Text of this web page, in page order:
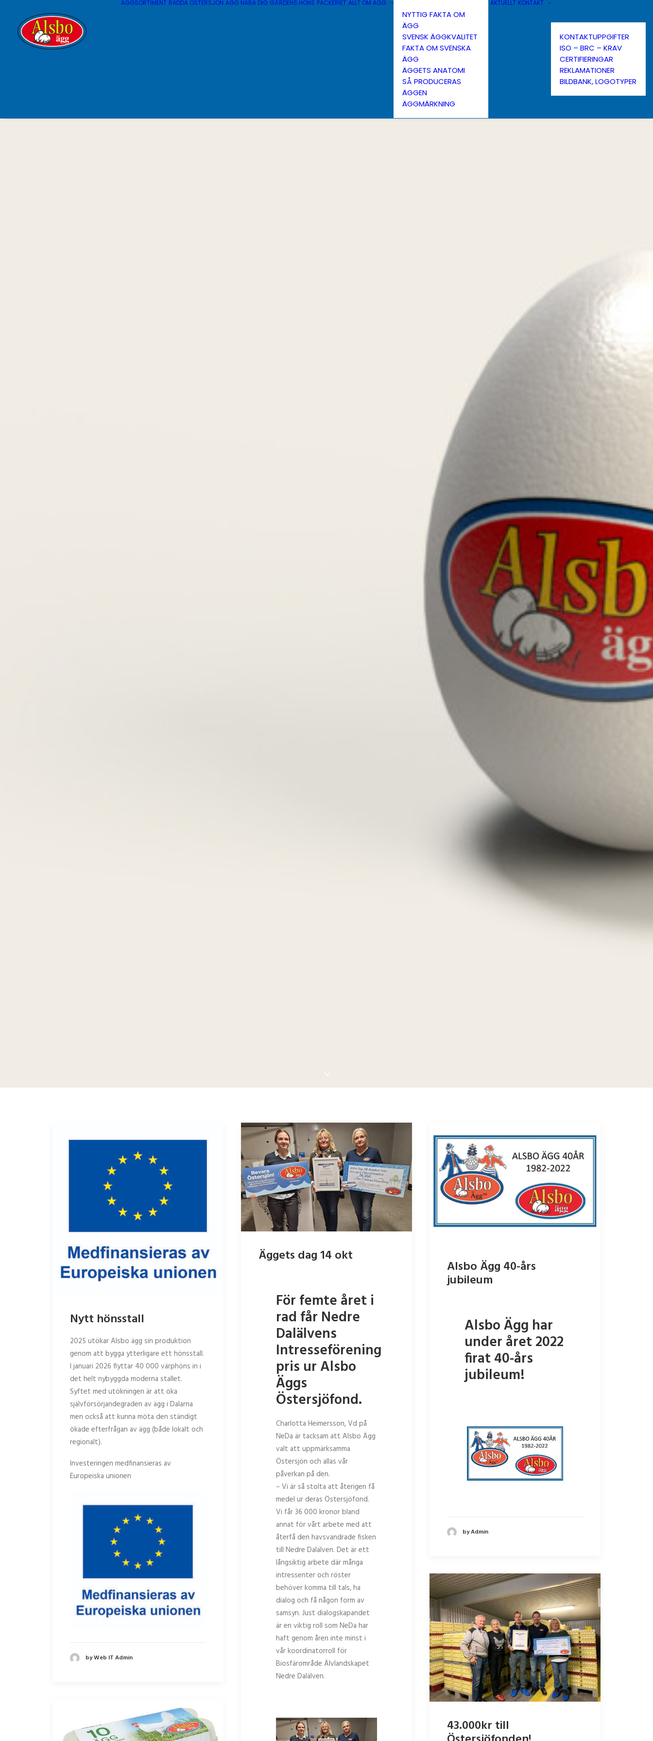
ÄGGSORTIMENT RÄDDA ÖSTERSJÖN ÄGG NÄRA DIG GÅRDENS HÖNS PACKERIET ALLT OM ÄGG
NYTTIG FAKTA OM
ÄGG
SVENSK ÄGGKVALITET
FAKTA OM SVENSKA
ÄGG
ÄGGETS ANATOMI
SÅ PRODUCERAS
ÄGGEN
ÄGGMÄRKNING
AKTUELLT KONTAKT
KONTAKTUPPGIFTER
ISO – BRC – KRAV
CERTIFIERINGAR
REKLAMATIONER
BILDBANK, LOGOTYPER
Nytt hönsstall
2025 utökar Alsbo ägg sin produktion
genom att bygga ytterligare ett hönsstall.
I januari 2026 flyttar 40 000 värphöns in i
det helt nybyggda moderna stallet.
Syftet med utökningen är att öka
självförsörjandegraden av ägg i Dalarna
men också att kunna möta den ständigt
ökade efterfrågan av ägg (både lokalt och
regionalt).
Investeringen medfinansieras av
Europeiska unionen
by Web IT Admin
Äggets dag 14 okt
För femte året i
rad får Nedre
Dalälvens
Intresseförening
pris ur Alsbo
Äggs
Östersjöfond.
Charlotta Heimersson, Vd på
NeDa är tacksam att Alsbo Ägg
valt att uppmärksamma
Östersjön och allas vår
påverkan på den.
– Vi är så stolta att återigen få
medel ur deras Östersjöfond.
Vi får 36 000 kronor bland
annat för vårt arbete med att
återfå den havsvandrade fisken
till Nedre Dalälven. Det är ett
långsiktig arbete där många
intressenter och röster
behöver komma till tals, ha
dialog och få någon form av
samsyn. Just dialogskapandet
är en viktig roll som NeDa har
haft genom åren inte minst i
vår koordinatorroll för
Biosfärområde Älvlandskapet
Nedre Dalälven.
Alsbo Ägg 40-års
jubileum
Alsbo Ägg har
under året 2022
firat 40-års
jubileum!
by Admin
43.000kr till